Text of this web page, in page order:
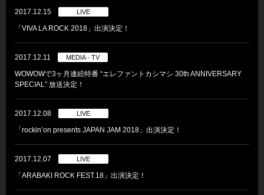
2017.12.15 LIVE
「VIVA LA ROCK 2018」出演決定！
2017.12.11 MEDIA - TV
WOWOWで3ヶ月連続特番 “エレファントカシマシ 30th ANNIVERSARY
SPECIAL” 放送決定！
2017.12.08 LIVE
「rockin’on presents JAPAN JAM 2018」出演決定！
2017.12.07 LIVE
「ARABAKI ROCK FEST.18」出演決定！